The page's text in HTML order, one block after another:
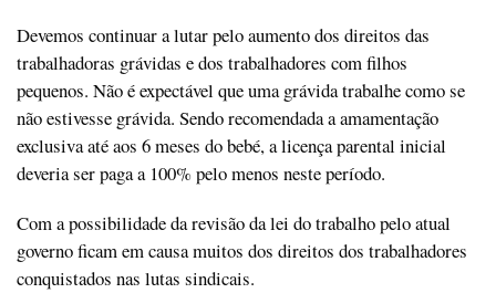
Devemos continuar a lutar pelo aumento dos direitos das
trabalhadoras grávidas e dos trabalhadores com filhos
pequenos. Não é expectável que uma grávida trabalhe como se
não estivesse grávida. Sendo recomendada a amamentação
exclusiva até aos 6 meses do bebé, a licença parental inicial
deveria ser paga a 100% pelo menos neste período.
Com a possibilidade da revisão da lei do trabalho pelo atual
governo ficam em causa muitos dos direitos dos trabalhadores
conquistados nas lutas sindicais.